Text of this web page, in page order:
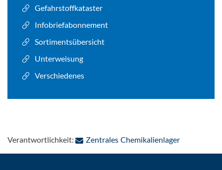
Gefahrstoffkataster
Infobriefabonnement
Sortimentsübersicht
Unterweisung
Verschiedenes
Verantwortlichkeit: Zentrales Chemikalienlager: Per E-